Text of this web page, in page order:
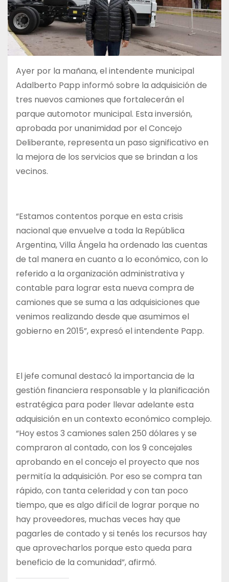
Ayer por la mañana, el intendente municipal
Adalberto Papp informó sobre la adquisición de
tres nuevos camiones que fortalecerán el
parque automotor municipal. Esta inversión,
aprobada por unanimidad por el Concejo
Deliberante, representa un paso significativo en
la mejora de los servicios que se brindan a los
vecinos.
“Estamos contentos porque en esta crisis
nacional que envuelve a toda la República
Argentina, Villa Ángela ha ordenado las cuentas
de tal manera en cuanto a lo económico, con lo
referido a la organización administrativa y
contable para lograr esta nueva compra de
camiones que se suma a las adquisiciones que
venimos realizando desde que asumimos el
gobierno en 2015”, expresó el intendente Papp.
El jefe comunal destacó la importancia de la
gestión financiera responsable y la planificación
estratégica para poder llevar adelante esta
adquisición en un contexto económico complejo.
“Hoy estos 3 camiones salen 250 dólares y se
compraron al contado, con los 9 concejales
aprobando en el concejo el proyecto que nos
permitía la adquisición. Por eso se compra tan
rápido, con tanta celeridad y con tan poco
tiempo, que es algo difícil de lograr porque no
hay proveedores, muchas veces hay que
pagarles de contado y si tenés los recursos hay
que aprovecharlos porque esto queda para
beneficio de la comunidad”, afirmó.